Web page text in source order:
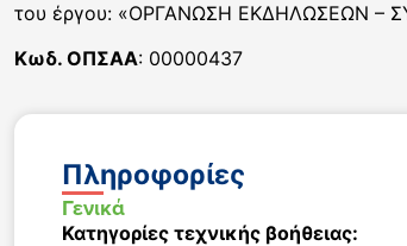
του έργου: «ΟΡΓΑΝΩΣΗ ΕΚΔΗΛΩΣΕΩΝ –
Κωδ. ΟΠΣΑΑ: 00000437
Πληροφορίες
Γενικά
Κατηγορίες τεχνικής βοήθειας: